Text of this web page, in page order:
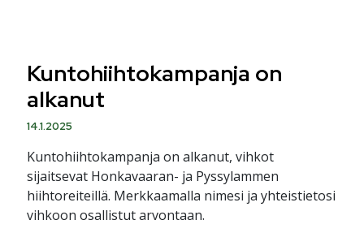
Kuntohiihtokampanja on
alkanut
14.1.2025
Kuntohiihtokampanja on alkanut, vihkot
sijaitsevat Honkavaaran- ja Pyssylammen
hiihtoreiteillä. Merkkaamalla nimesi ja yhteistietosi
vihkoon osallistut arvontaan.